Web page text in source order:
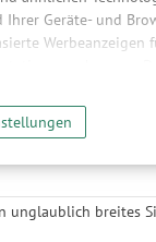
Geräte- und
Werbeanzeigen
zu verbessern.
erfolgt
Analyse,
einzelnen
können Ihre
die Zukunft
die für
Sicht, da sie
bis
unglaublich